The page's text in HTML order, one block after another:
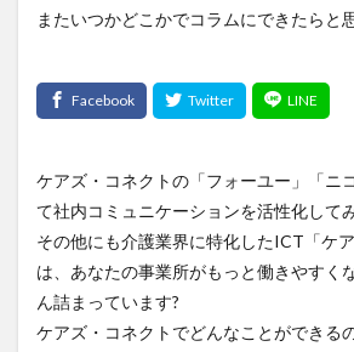
またいつかどこかでコラムにできたらと
ケアズ・コネクトの「フォーユー」「ニ
て社内コミュニケーションを活性化して
その他にも介護業界に特化したICT「ケア
は、あなたの事業所がもっと働きやすく
ん詰まっています?
ケアズ・コネクトでどんなことができる